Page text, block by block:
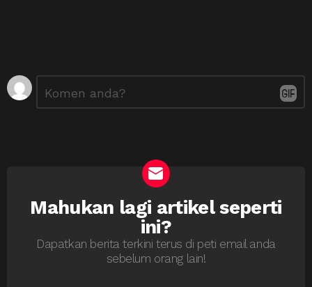
Tinggalkan
Balasan
NEWSLETTER
Mahukan lagi artikel seperti
ini?
Dapatkan berita terkini terus di peti email anda
sebelum orang lain!